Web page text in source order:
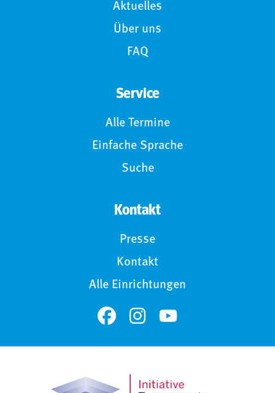
Aktuelles
Über uns
FAQ
Service
Alle Termine
Einfache Sprache
Suche
Kontakt
Presse
Kontakt
Alle Einrichtungen